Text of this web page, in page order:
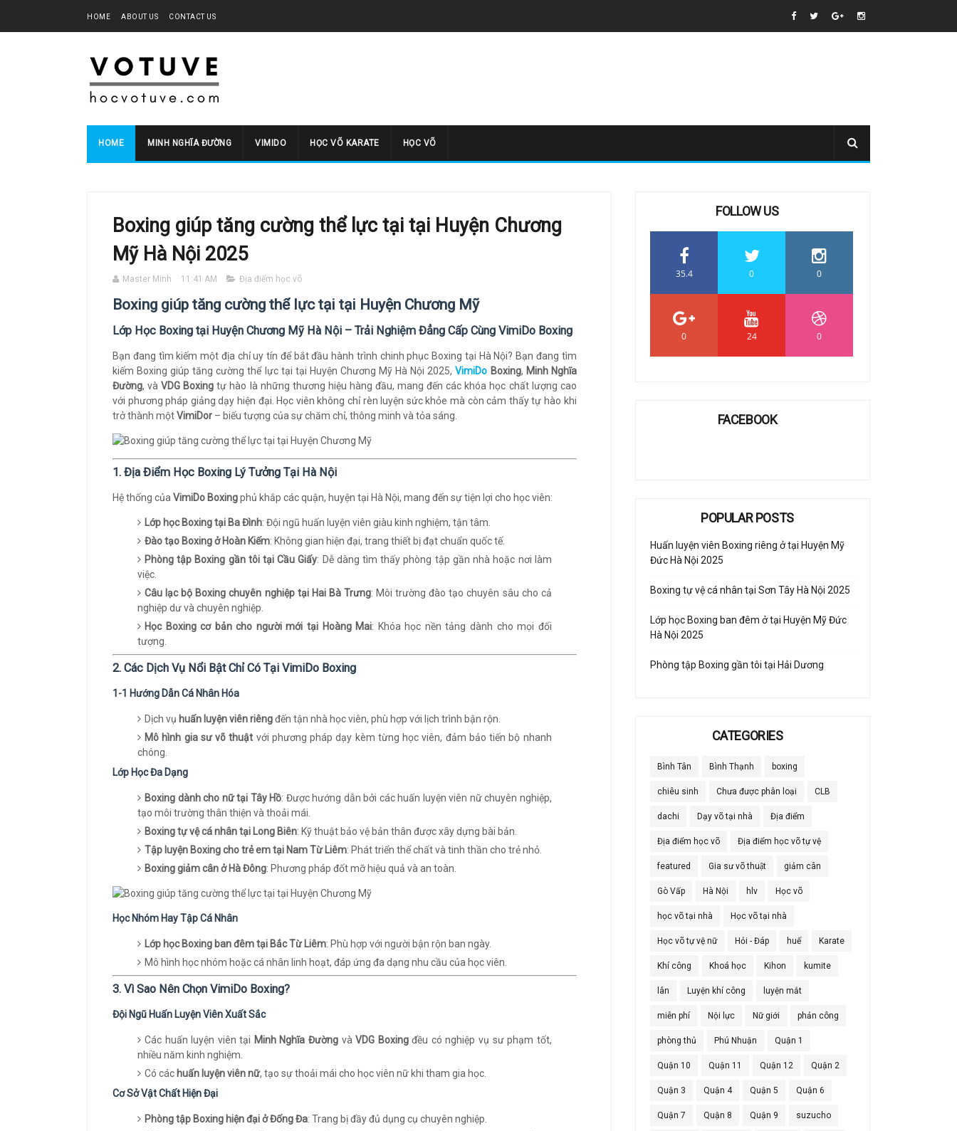
HOME ABOUT US CONTACT US
HOME MINH NGHĨA ĐƯỜNG VIMIDO HỌC VÕ KARATE HỌC VÕ
Boxing giúp tăng cường thể lực tại tại Huyện Chương
Mỹ Hà Nội 2025
Master Minh 11:41 AM Địa điểm học võ
Boxing giúp tăng cường thể lực tại tại Huyện Chương Mỹ
Lớp Học Boxing tại Huyện Chương Mỹ Hà Nội – Trải Nghiệm Đẳng Cấp Cùng VimiDo Boxing
Bạn đang tìm kiếm một địa chỉ uy tín để bắt đầu hành trình chinh phục Boxing tại Hà Nội? Bạn đang tìm
kiếm Boxing giúp tăng cường thể lực tại tại Huyện Chương Mỹ Hà Nội 2025,VimiDo Boxing, Minh Nghĩa
Đường, vàVDG Boxing tự hào là những thương hiệu hàng đầu, mang đến các khóa học chất lượng cao
với phương pháp giảng dạy hiện đại. Học viên không chỉ rèn luyện sức khỏe mà còn cảm thấy tự hào khi
trở thành mộtVimiDor – biểu tượng của sự chăm chỉ, thông minh và tỏa sáng.
1. Địa Điểm Học Boxing Lý Tưởng Tại Hà Nội
Hệ thống của VimiDo Boxingphủ khắp các quận, huyện tại Hà Nội, mang đến sự tiện lợi cho học viên:
Lớp học Boxing tại Ba Đình: Đội ngũ huấn luyện viên giàu kinh nghiệm, tận tâm.
Đào tạo Boxing ở Hoàn Kiếm: Không gian hiện đại, trang thiết bị đạt chuẩn quốc tế.
Phòng tập Boxing gần tôi tại Cầu Giấy: Dễ dàng tìm thấy phòng tập gần nhà hoặc nơi làm
việc.
Câu lạc bộ Boxing chuyên nghiệp tại Hai Bà Trưng: Môi trường đào tạo chuyên sâu cho cả
nghiệp dư và chuyên nghiệp.
Học Boxing cơ bản cho người mới tại Hoàng Mai: Khóa học nền tảng dành cho mọi đối
tượng.
2. Các Dịch Vụ Nổi Bật Chỉ Có Tại VimiDo Boxing
1-1 Hướng Dẫn Cá Nhân Hóa
Dịch vụ huấn luyện viên riêngđến tận nhà học viên, phù hợp với lịch trình bận rộn.
Mô hình gia sư võ thuật với phương pháp dạy kèm từng học viên, đảm bảo tiến bộ nhanh
chóng.
Lớp Học Đa Dạng
Boxing dành cho nữ tại Tây Hồ: Được hướng dẫn bởi các huấn luyện viên nữ chuyên nghiệp,
tạo môi trường thân thiện và thoải mái.
Boxing tự vệ cá nhân tại Long Biên: Kỹ thuật bảo vệ bản thân được xây dựng bài bản.
Tập luyện Boxing cho trẻ em tại Nam Từ Liêm: Phát triển thể chất và tinh thần cho trẻ nhỏ.
Boxing giảm cân ở Hà Đông: Phương pháp đốt mỡ hiệu quả và an toàn.
Học Nhóm Hay Tập Cá Nhân
Lớp học Boxing ban đêm tại Bắc Từ Liêm: Phù hợp với người bận rộn ban ngày.
Mô hình học nhóm hoặc cá nhân linh hoạt, đáp ứng đa dạng nhu cầu của học viên.
3. Vì Sao Nên Chọn VimiDo Boxing?
Đội Ngũ Huấn Luyện Viên Xuất Sắc
Các huấn luyện viên tại Minh Nghĩa Đường vàVDG Boxingđều có nghiệp vụ sư phạm tốt,
nhiều năm kinh nghiệm.
Có các huấn luyện viên nữ, tạo sự thoải mái cho học viên nữ khi tham gia học.
Cơ Sở Vật Chất Hiện Đại
Phòng tập Boxing hiện đại ở Đống Đa: Trang bị đầy đủ dụng cụ chuyên nghiệp.
FOLLOW US
35.4 0 0
0 24 0
FACEBOOK
POPULAR POSTS
Huấn luyện viên Boxing riêng ở tại Huyện Mỹ
Đức Hà Nội 2025
Boxing tự vệ cá nhân tại Sơn Tây Hà Nội 2025
Lớp học Boxing ban đêm ở tại Huyện Mỹ Đức
Hà Nội 2025
Phòng tập Boxing gần tôi tại Hải Dương
CATEGORIES
Bình Tân Bình Thạnh boxing
chiêu sinh Chưa được phân loại CLB
dachi Dạy võ tại nhà Địa điểm
Địa điểm học võ Địa điểm học võ tự vệ
featured Gia sư võ thuật giảm cân
Gò Vấp Hà Nội hlv Học võ
học võ tại nhà Học võ tại nhà
Học võ tự vệ nữ Hỏi - Đáp huế Karate
Khí công Khoá học Kihon kumite
lân Luyện khí công luyện mắt
miễn phí Nội lực Nữ giới phản công
phòng thủ Phú Nhuận Quận 1
Quận 10 Quận 11 Quận 12 Quận 2
Quận 3 Quận 4 Quận 5 Quận 6
Quận 7 Quận 8 Quận 9 suzucho